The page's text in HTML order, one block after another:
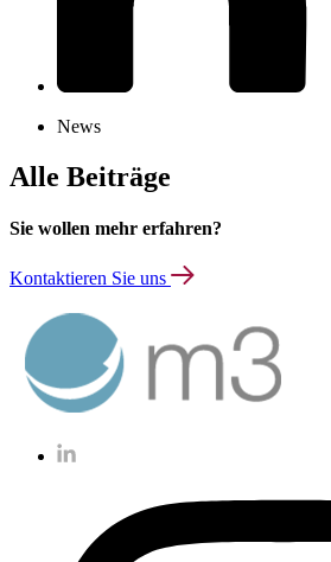
News
Alle Beiträge
Sie wollen mehr erfahren?
Kontaktieren Sie uns